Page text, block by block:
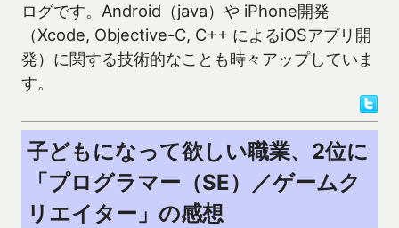
ログです。Android（java）や iPhone開発
（Xcode, Objective-C, C++ によるiOSアプリ開
発）に関する技術的なことも時々アップしていま
す。
子どもになって欲しい職業、2位に
「プログラマー（SE）／ゲームク
リエイター」の感想